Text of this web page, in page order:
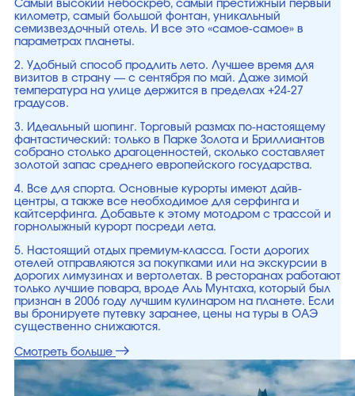
Самый высокий небоскреб, самый престижный первый
километр, самый большой фонтан, уникальный
семизвездочный отель. И все это «самое-самое» в
параметрах планеты.
2. Удобный способ продлить лето. Лучшее время для
визитов в страну — с сентября по май. Даже зимой
температура на улице держится в пределах +24-27
градусов.
3. Идеальный шопинг. Торговый размах по-настоящему
фантастический: только в Парке Золота и Бриллиантов
собрано столько драгоценностей, сколько составляет
золотой запас среднего европейского государства.
4. Все для спорта. Основные курорты имеют дайв-
центры, а также все необходимое для серфинга и
кайтсерфинга. Добавьте к этому мотодром с трассой и
горнолыжный курорт посреди лета.
5. Настоящий отдых премиум-класса. Гости дорогих
отелей отправляются за покупками или на экскурсии в
дорогих лимузинах и вертолетах. В ресторанах работают
только лучшие повара, вроде Аль Мунтаха, который был
признан в 2006 году лучшим кулинаром на планете. Если
вы бронируете путевку заранее, цены на туры в ОАЭ
существенно снижаются.
Смотреть больше